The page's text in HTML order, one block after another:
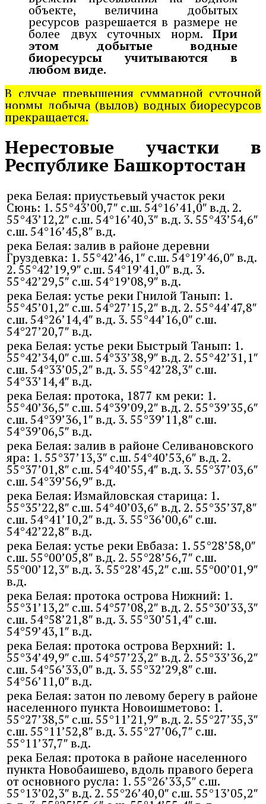
объекте, величина добытых
ресурсов разрешается в размере не
более двух суточных норм.При
этом добытые водные
биоресурсы учитываются в
любом виде.
В случае превышения суммарной суточной
нормы добыча (вылов) водных биоресурсов
прекращается.
Нерестовые участки в
Республике Башкортостан
река Белая: приустьевый участок реки
Сюнь: 1. 55°43’00,7″ с.ш. 54°16’41,0″ в.д. 2.
55°43’12,2″ с.ш. 54°16’40,3″ в.д. 3. 55°43’54,6″
с.ш. 54°16’45,8″ в.д.
река Белая: залив в районе деревни
Груздевка: 1. 55°42’46,1″ с.ш. 54°19’46,0″ в.д.
2. 55°42’19,9″ с.ш. 54°19’41,0″ в.д. 3.
55°42’29,5″ с.ш. 54°19’08,9″ в.д.
река Белая: устье реки Гнилой Танып: 1.
55°45’01,2″ с.ш. 54°27’15,2″ в.д. 2. 55°44’47,8″
с.ш. 54°26’14,4″ в.д. 3. 55°44’16,0″ с.ш.
54°27’20,7″ в.д.
река Белая: устье реки Быстрый Танып: 1.
55°42’34,0″ с.ш. 54°33’38,9″ в.д. 2. 55°42’31,1″
с.ш. 54°33’05,2″ в.д. 3. 55°42’28,3″ с.ш.
54°33’14,4″ в.д.
река Белая: протока, 1877 км реки: 1.
55°40’36,5″ с.ш. 54°39’09,2″ в.д. 2. 55°39’35,6″
с.ш. 54°39’36,1″ в.д. 3. 55°39’11,8″ с.ш.
54°39’06,5″ в.д.
река Белая: залив в районе Селивановского
яра: 1. 55°37’13,3″ с.ш. 54°40’53,6″ в.д. 2.
55°37’01,8″ с.ш. 54°40’55,4″ в.д. 3. 55°37’03,6″
с.ш. 54°39’56,9″ в.д.
река Белая: Измайловская старица: 1.
55°35’22,8″ с.ш. 54°40’03,6″ в.д. 2. 55°35’37,8″
с.ш. 54°41’10,2″ в.д. 3. 55°36’00,6″ с.ш.
54°42’22,8″ в.д.
река Белая: устье реки Евбаза: 1. 55°28’58,0″
с.ш. 55°00’05,8″ в.д. 2. 55°28’56,7″ с.ш.
55°00’12,3″ в.д. 3. 55°28’45,2″ с.ш. 55°00’01,9″
в.д.
река Белая: протока острова Нижний: 1.
55°31’13,2″ с.ш. 54°57’08,2″ в.д. 2. 55°30’33,3″
с.ш. 54°58’21,8″ в.д. 3. 55°30’51,4″ с.ш.
54°59’43,1″ в.д.
река Белая: протока острова Верхний: 1.
55°34’49,9″ с.ш. 54°57’23,2″ в.д. 2. 55°33’36,2″
с.ш. 54°56’33,0″ в.д. 3. 55°32’29,8″ с.ш.
54°56’11,0″ в.д.
река Белая: затон по левому берегу в районе
населенного пункта Новоишметово: 1.
55°27’38,5″ с.ш. 55°11’21,9″ в.д. 2. 55°27’35,3″
с.ш. 55°11’52,8″ в.д. 3. 55°27’06,7″ с.ш.
55°11’37,7″ в.д.
река Белая: протока в районе населенного
пункта Новобаишево, вдоль правого берега
от основного русла: 1. 55°26’33,5″ с.ш.
55°13’02,3″ в.д. 2. 55°26’40,0″ с.ш. 55°13’05,2″